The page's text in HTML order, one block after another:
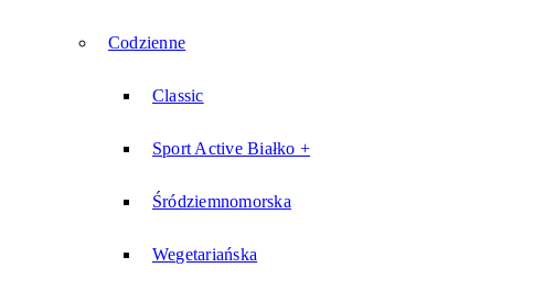
Codzienne
Classic
Sport Active Białko +
Śródziemnomorska
Wegetariańska